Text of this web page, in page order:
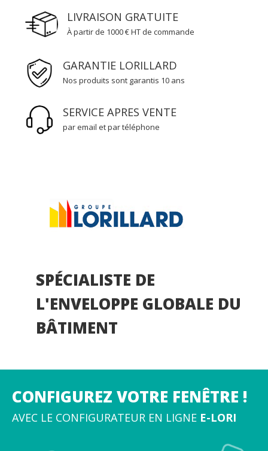
LIVRAISON GRATUITE
À partir de 1000 € HT de commande
GARANTIE LORILLARD
Nos produits sont garantis 10 ans
SERVICE APRES VENTE
par email et par téléphone
SPÉCIALISTE DE
L'ENVELOPPE GLOBALE DU
BÂTIMENT
CONFIGUREZ VOTRE FENÊTRE !
AVEC LE CONFIGURATEUR EN LIGNE E-LORI